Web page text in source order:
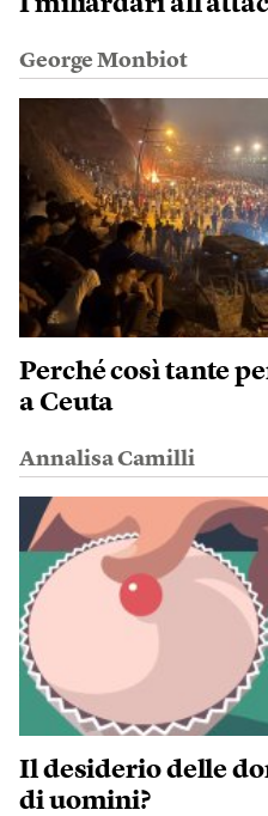
George Monbiot
Perché così tante
a Ceuta
Annalisa Camilli
Il desiderio delle
di uomini?